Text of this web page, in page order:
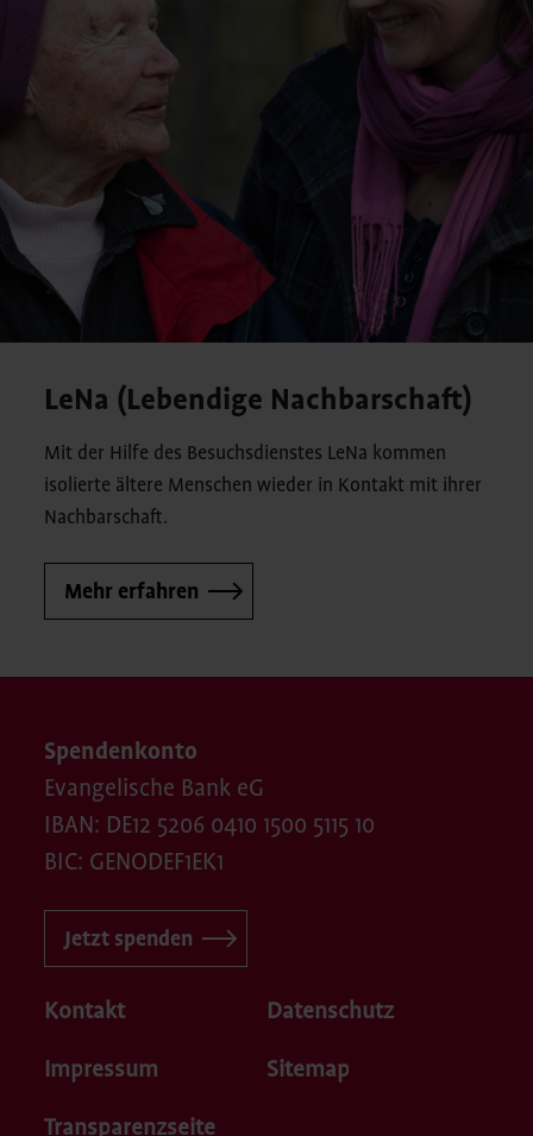
LeNa (Lebendige Nachbarschaft)
Mit der Hilfe des Besuchsdienstes LeNa kommen
isolierte ältere Menschen wieder in Kontakt mit ihrer
Nachbarschaft.
Mehr erfahren
Kontakt Datenschutz
Impressum Sitemap
Transparenzseite
Spendenkonto
Evangelische Bank eG
IBAN: DE12 5206 0410 1500 5115 10
BIC: GENODEF1EK1
Jetzt spenden